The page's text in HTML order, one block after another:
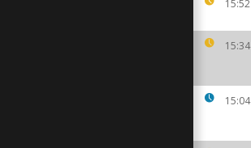
15:52
15:34
15:04